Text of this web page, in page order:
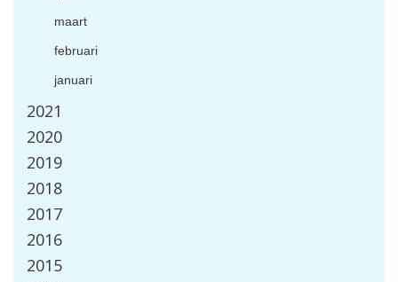
maart
februari
januari
2021
2020
2019
2018
2017
2016
2015